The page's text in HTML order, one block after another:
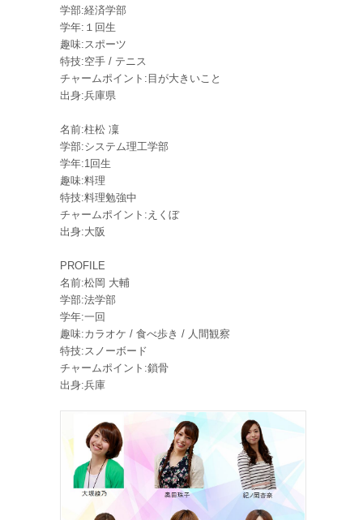
学部:経済学部
学年:１回生
趣味:スポーツ
特技:空手 / テニス
チャームポイント:目が大きいこと
出身:兵庫県
名前:柱松 凜
学部:システム理工学部
学年:1回生
趣味:料理
特技:料理勉強中
チャームポイント:えくぼ
出身:大阪
PROFILE
名前:松岡 大輔
学部:法学部
学年:一回
趣味:カラオケ / 食べ歩き / 人間観察
特技:スノーボード
チャームポイント:鎖骨
出身:兵庫